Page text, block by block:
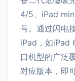
4/5、iPad
号。通过闪电
iPad，如iPad
口机型的广泛
对应版本，即